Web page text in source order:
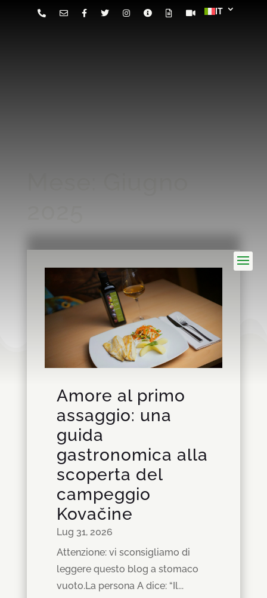
Amore al primo
assaggio: una
guida
gastronomica alla
scoperta del
campeggio
Kovačine
Lug 31, 2026
Attenzione: vi sconsigliamo di
leggere questo blog a stomaco
vuoto.La persona A dice: “Il...